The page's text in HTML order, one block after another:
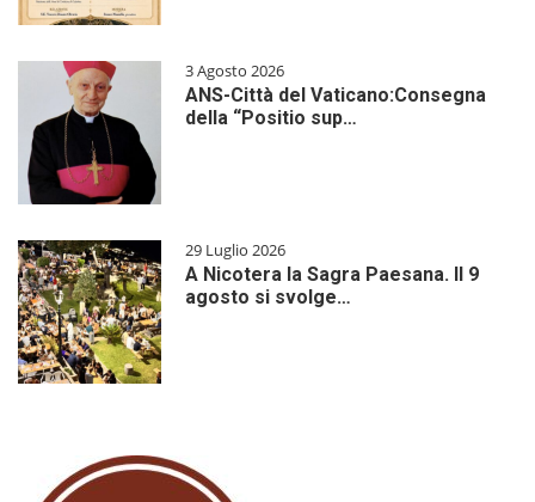
3 Agosto 2026
ANS-Città del Vaticano:Consegna
della “Positio sup…
29 Luglio 2026
A Nicotera la Sagra Paesana. Il 9
agosto si svolge…